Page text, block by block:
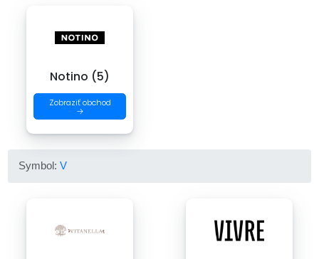
Notino (5)
Zobraziť obchod
→
Symbol:V